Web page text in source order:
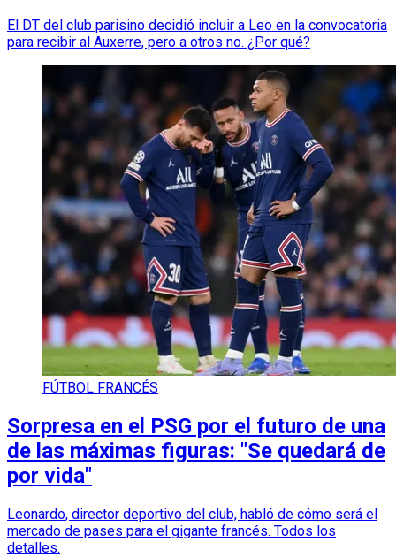
El DT del club parisino decidió incluir a Leo en la convocatoria
para recibir al Auxerre, pero a otros no. ¿Por qué?
FÚTBOL FRANCÉS
Sorpresa en el PSG por el futuro de una
de las máximas figuras: "Se quedará de
por vida"
Leonardo, director deportivo del club, habló de cómo será el
mercado de pases para el gigante francés. Todos los
detalles.